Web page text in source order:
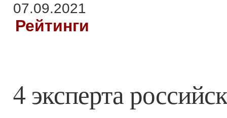
07.09.2021
Рейтинги
4 эксперта